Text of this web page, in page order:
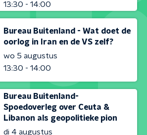
13:30 - 14:00
Bureau Buitenland - Wat doet de
oorlog in Iran en de VS zelf?
wo 5 augustus
13:30 - 14:00
Bureau Buitenland-
Spoedoverleg over Ceuta &
Libanon als geopolitieke pion
di 4 augustus